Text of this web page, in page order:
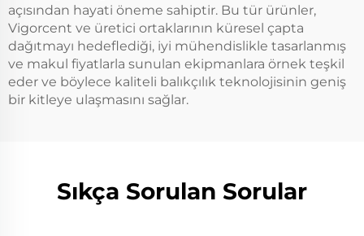
açısından hayati öneme sahiptir. Bu tür ürünler,
Vigorcent ve üretici ortaklarının küresel çapta
dağıtmayı hedeflediği, iyi mühendislikle tasarlanmış
ve makul fiyatlarla sunulan ekipmanlara örnek teşkil
eder ve böylece kaliteli balıkçılık teknolojisinin geniş
bir kitleye ulaşmasını sağlar.
Sıkça Sorulan Sorular